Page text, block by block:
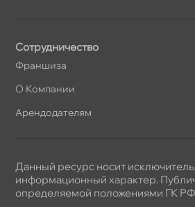
Сотрудничество
Франшиза
О Компании
Арендодателям
Данный ресурс носит
информационный характер.
определяемой положениями ГК РФ,